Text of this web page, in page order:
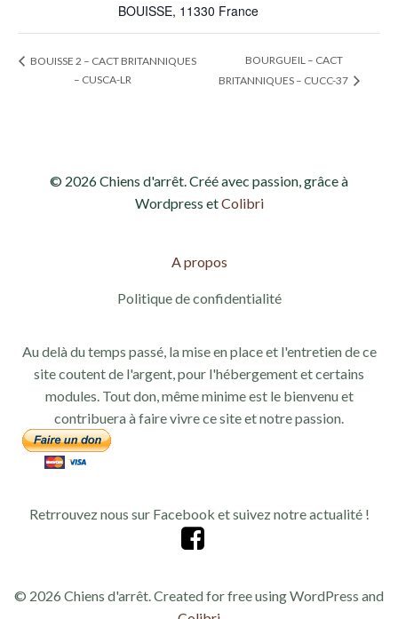
BOUISSE, 11330 France
BOUISSE 2 – CACT BRITANNIQUES
– CUSCA-LR
BOURGUEIL – CACT
BRITANNIQUES – CUCC-37
© 2026 Chiens d'arrêt. Créé avec passion, grâce à
Wordpress etColibri
A propos
Politique de confidentialité
Au delà du temps passé, la mise en place et l'entretien de ce
site coutent de l'argent, pour l'hébergement et certains
modules. Tout don, même minime est le bienvenu et
contribuera à faire vivre ce site et notre passion.
Retrrouvez nous sur Facebook et suivez notre actualité !
© 2026 Chiens d'arrêt. Created for free using WordPress and